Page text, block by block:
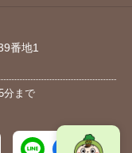
番地1
分まで